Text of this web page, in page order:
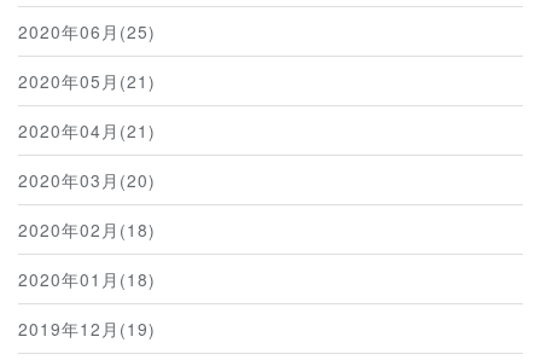
2020年06月(25)
2020年05月(21)
2020年04月(21)
2020年03月(20)
2020年02月(18)
2020年01月(18)
2019年12月(19)